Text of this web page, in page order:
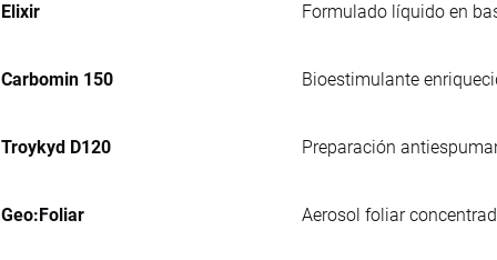
Elixir Formulado líquido en
Carbomin 150 Bioestimulante
Troykyd D120 Preparación
Geo:Foliar Aerosol foliar